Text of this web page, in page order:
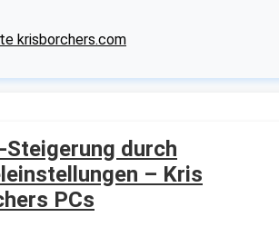
krisborchers.com
Steigerung durch
– Kris
PCs